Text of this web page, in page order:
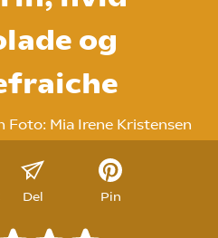
og
Foto: Mia Irene Kristensen
Del Pin